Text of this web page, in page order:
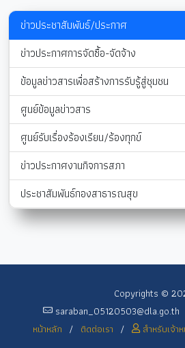
ข่าวประชาสัมพันธ์/ประกาศ
ข่าวประกาศการจัดซื้อ-จัดจ้าง
ข้อมูลข่าวสารเพื่อสร้างการรับรู้สู่ชุมชน
ศูนย์ข้อมูลข่าวสาร
ศูนย์รับเรื่องร้องเรียน/ร้องทุกข์
ข่าวประกาศงานกิจการสภา
ประชาสัมพันธ์กองสาธารณสุข
Copyrights ©
saraban_05120503@dla.go.th
หน้าหลัก / ติดต่อเรา / สำหรับเจ้า